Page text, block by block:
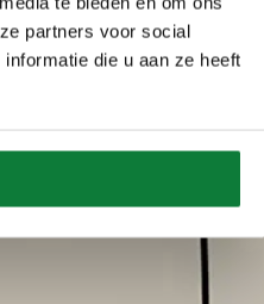
partners voor social
die u aan ze heeft